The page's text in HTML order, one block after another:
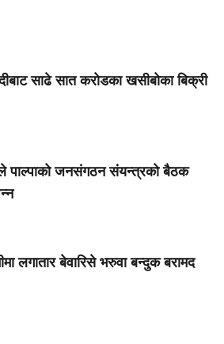
साढे सात करोडका खसीबोका बिक्री
पाल्पाको जनसंगठन संयन्त्रको बैठक
लगातार बेवारिसे भरुवा बन्दुक बरामद